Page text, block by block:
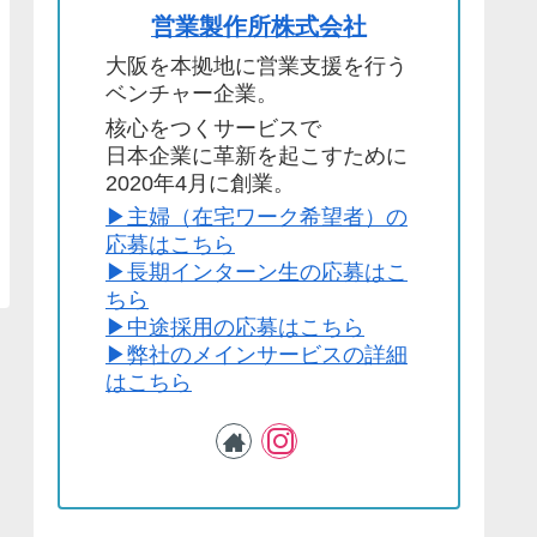
営業製作所株式会社
大阪を本拠地に営業支援を行う
ベンチャー企業。
核心をつくサービスで
日本企業に革新を起こすために
2020年4月に創業。
▶︎主婦（在宅ワーク希望者）の
応募はこちら
▶︎長期インターン生の応募はこ
ちら
▶︎中途採用の応募はこちら
▶︎弊社のメインサービスの詳細
はこちら